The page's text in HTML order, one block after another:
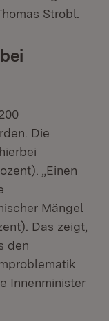
Strobl.
Die
„Einen
Mängel
Das zeigt,
den
Innenminister